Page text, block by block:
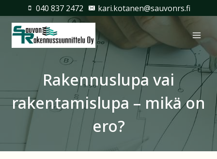
sisältöön
040 837 2472 kari.kotanen@sauvonrs.fi
Rakennuslupa vai
rakentamislupa – mikä on
ero?